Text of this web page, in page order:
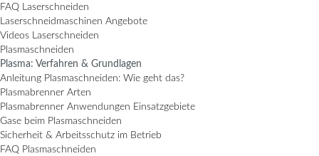
FAQ Laserschneiden
Laserschneidmaschinen Angebote
Videos Laserschneiden
Plasmaschneiden
Plasma: Verfahren & Grundlagen
Anleitung Plasmaschneiden: Wie geht das?
Plasmabrenner Arten
Plasmabrenner Anwendungen Einsatzgebiete
Gase beim Plasmaschneiden
Sicherheit & Arbeitsschutz im Betrieb
FAQ Plasmaschneiden